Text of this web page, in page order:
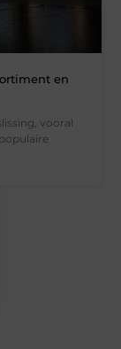
en
vooral